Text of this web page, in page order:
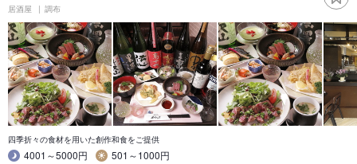
居酒屋 調布
四季折々の食材を用いた創作和食をご提供
4001～5000円
501～1000円